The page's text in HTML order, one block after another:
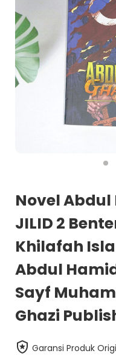
Novel Abdul
JILID 2
Khilafah
Abdul
Sayf
Ghazi
Garansi Produk